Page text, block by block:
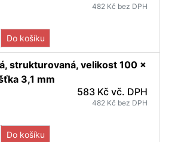
482 Kč bez DPH
Do košíku
strukturovaná, velikost 100 x
3,1 mm
583 Kč vč. DPH
482 Kč bez DPH
Do košíku